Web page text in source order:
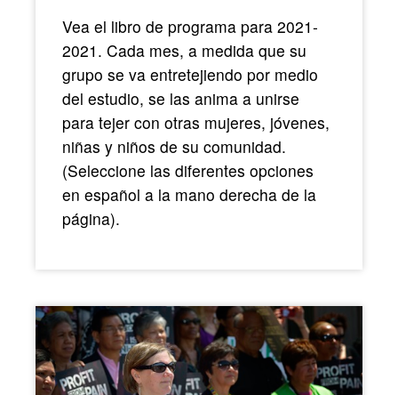
Vea el libro de programa para 2021-
2021. Cada mes, a medida que su
grupo se va entretejiendo por medio
del estudio, se las anima a unirse
para tejer con otras mujeres, jóvenes,
niñas y niños de su comunidad.
(Seleccione las diferentes opciones
en español a la mano derecha de la
página).